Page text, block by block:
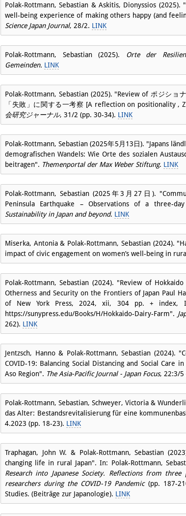
Polak-Rottmann, Sebastian & Askitis, Dionyssios (2025).
well-being experience of making others happy (and
Science Japan Journal, 28/2. LINK
Polak-Rottmann, Sebastian (2025). Orte der
Gemeinden. LINK
Polak-Rottmann, Sebastian (2025). "Review of ポジショ
「失敗」に関する一考察 [A reflection on positionality ,
会研究ジャーナル, 31/2 (pp. 30-34). LINK
Polak-Rottmann, Sebastian (2025年5月13日). "Japans
demografischen Wandels: Wie Orte des sozialen
beitragen". Themenportal der Max Weber Stiftung. LINK
Polak-Rottmann, Sebastian (2025年3月27日).
Peninsula Earthquake – Observations of a three-
Sustainability in Japan and beyond. LINK
Miserka, Antonia & Polak-Rottmann, Sebastian (2024).
impact of civic engagement on women’s well-being in
Polak-Rottmann, Sebastian (2024). "Review of
Otherness and Security on the Frontiers of Japan Paul
of New York Press, 2024, xii, 304 pp. + index,
https://sunypress.edu/Books/H/Hokkaido-Dairy-Farm".
262). LINK
Jentzsch, Hanno & Polak-Rottmann, Sebastian (2024).
COVID-19: Balancing Social Distancing and Social Care
Aso Region". The Asia-Pacific Journal - Japan Focus, 22:3/5
Polak-Rottmann, Sebastian, Schweyer, Victoria &
das Alter: Bestandsrevitalisierung für eine
4.2023 (pp. 18-23). LINK
Traphagan, John W. & Polak-Rottmann, Sebastian
changing life in rural Japan". In: Polak-Rottmann,
Research into Japanese Society. Reflections from
researchers during the COVID-19 Pandemic(pp. 187-
Studies. (Beiträge zur Japanologie). LINK